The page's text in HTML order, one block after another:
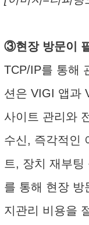
③현장 방문이
TCP/IP를 통해
션은 VIGI 앱과
사이트 관리와
수신, 즉각적인
트, 장치 재부팅
를 통해 현장 방
지관리 비용을